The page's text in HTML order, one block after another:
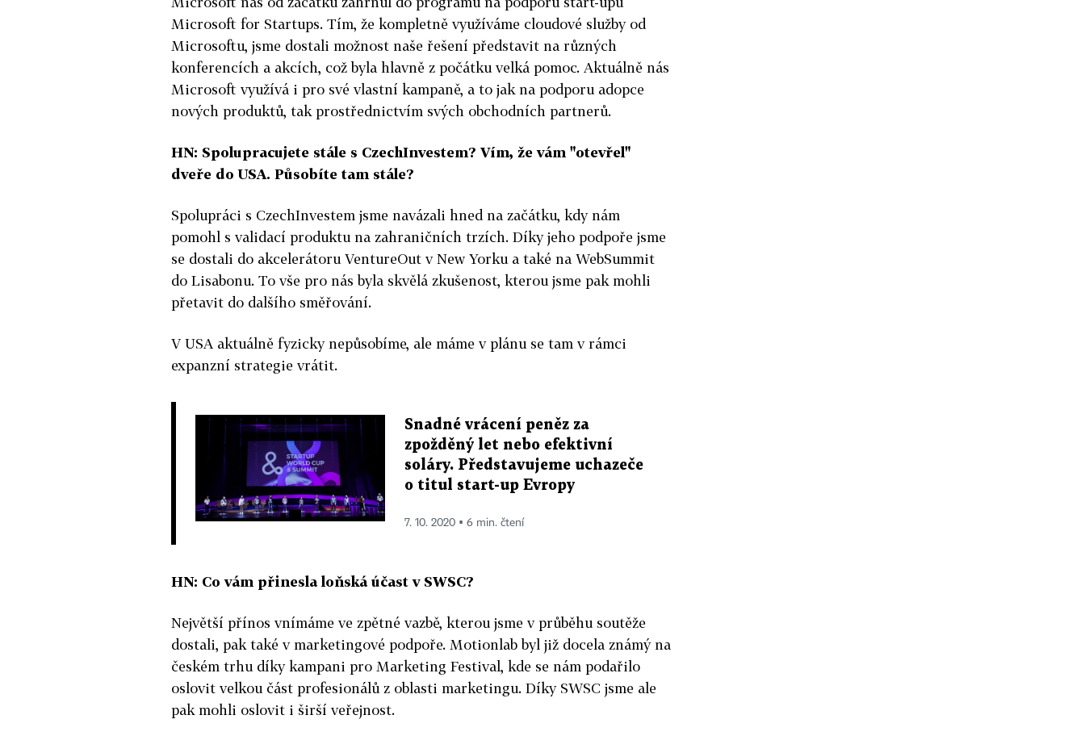
Microsoft for Startups. Tím, že kompletně využíváme cloudové služby od
Microsoftu, jsme dostali možnost naše řešení představit na různých
konferencích a akcích, což byla hlavně z počátku velká pomoc. Aktuálně nás
Microsoft využívá i pro své vlastní kampaně, a to jak na podporu adopce
nových produktů, tak prostřednictvím svých obchodních partnerů.
HN: Spolupracujete stále s CzechInvestem? Vím, že vám "otevřel"
dveře do USA. Působíte tam stále?
Spolupráci s CzechInvestem jsme navázali hned na začátku, kdy nám
pomohl s validací produktu na zahraničních trzích. Díky jeho podpoře jsme
se dostali do akcelerátoru VentureOut v New Yorku a také na WebSummit
do Lisabonu. To vše pro nás byla skvělá zkušenost, kterou jsme pak mohli
přetavit do dalšího směřování.
V USA aktuálně fyzicky nepůsobíme, ale máme v plánu se tam v rámci
expanzní strategie vrátit.
Snadné vrácení peněz za
zpožděný let nebo efektivní
soláry. Představujeme uchazeče
o titul start-up Evropy
7. 10. 2020 ▪ 6 min. čtení
HN: Co vám přinesla loňská účast v SWSC?
Největší přínos vnímáme ve zpětné vazbě, kterou jsme v průběhu soutěže
dostali, pak také v marketingové podpoře. Motionlab byl již docela známý na
českém trhu díky kampani pro Marketing Festival, kde se nám podařilo
oslovit velkou část profesionálů z oblasti marketingu. Díky SWSC jsme ale
pak mohli oslovit i širší veřejnost.